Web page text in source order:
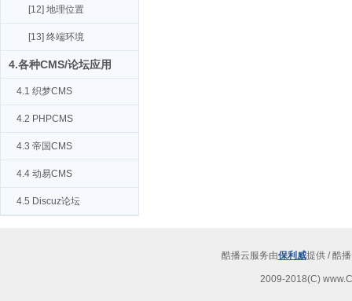
[12] 地理位置
[13] 终端环境
4.各种CMS/论坛应用
4.1 织梦CMS
4.2 PHPCMS
4.3 帝国CMS
4.4 动易CMS
4.5 Discuz论坛
酷播云服务由保利威提供 / 酷
2009-2018(C)